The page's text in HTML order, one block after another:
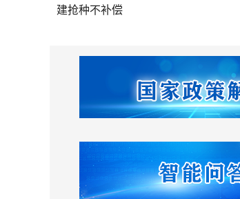
建抢种不补偿